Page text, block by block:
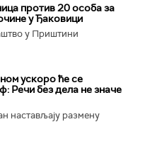
против 20 особа за
у Ђаковици
у Приштини
ускоро ће се
Речи без дела не значе
настављају размену